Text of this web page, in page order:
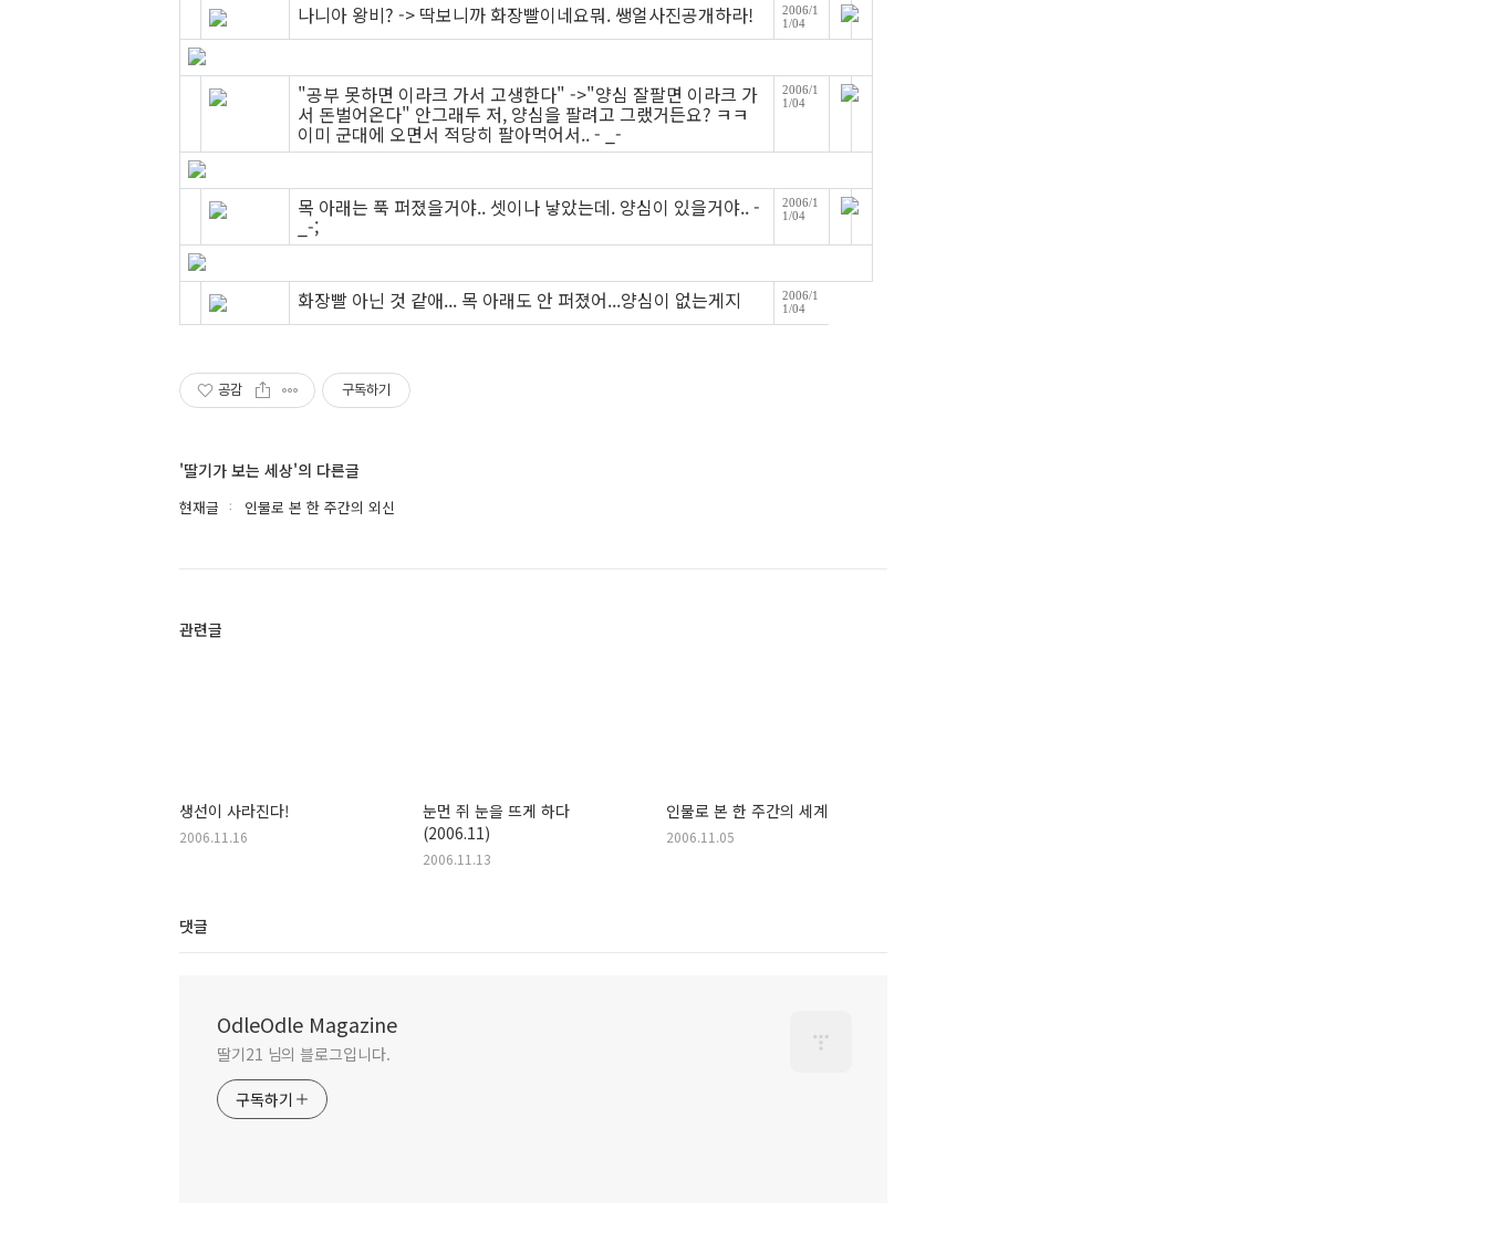
나니아 왕비? -> 딱보니까 화장빨이네요뭐. 쌩얼사진공개하라!
2006/1
1/04
"공부 못하면 이라크 가서 고생한다" ->"양심 잘팔면 이라크 가
서 돈벌어온다" 안그래두 저, 양심을 팔려고 그랬거든요? ㅋㅋ
이미 군대에 오면서 적당히 팔아먹어서.. - _-
2006/1
1/04
목 아래는 푹 퍼졌을거야.. 셋이나 낳았는데. 양심이 있을거야.. -
_-;
2006/1
1/04
화장빨 아닌 것 같애... 목 아래도 안 퍼졌어...양심이 없는게지
2006/1
1/04
공감 구독하기
'딸기가 보는 세상'의 다른글
현재글 인물로 본 한 주간의 외신
관련글
생선이 사라진다!
2006.11.16
눈먼 쥐 눈을 뜨게 하다
(2006.11)
2006.11.13
인물로 본 한 주간의 세계
2006.11.05
댓글
OdleOdle Magazine
딸기21 님의 블로그입니다.
구독하기